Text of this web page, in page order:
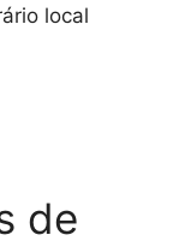
local
de